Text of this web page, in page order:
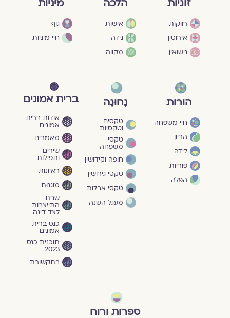
זוגיות
רווקות
אירוסין
נישואין
הלכה
אישות
נידה
מקווה
מיניות
גוף
חיי מיניות
הורות
חיי משפחה
הריון
לידה
פוריות
הפלה
נָחוּגָה
טקסים
וטקסיות
טקסי
משפחה
חופה וקידושין
טקסי גירושין
טקסי אבלות
מעגל השנה
ברית אמונים
אודות ברית
אמונים
מאמרים
שירים
ותפילות
ראיונות
מוגנוּת
שבת
התייצבות
לצד דינה
כנס ברית
אמונים
תוכנית כנס
2023
בתקשורת
ספרות ורוח